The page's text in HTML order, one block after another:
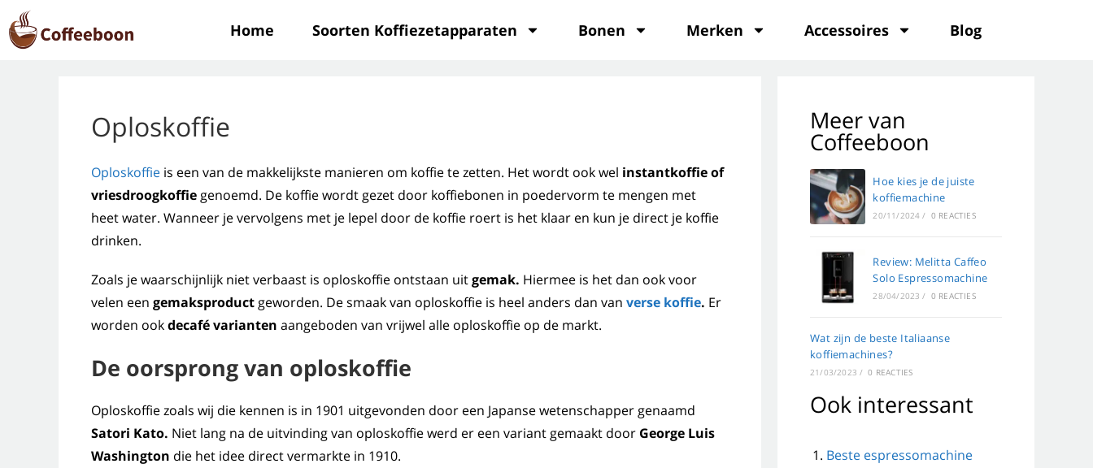
Home Soorten Koffiezetapparaten Bonen Merken Accessoires Blog
Oploskoffie
Oploskoffie is een van de makkelijkste manieren om koffie te zetten. Het wordt ook wel instantkoffie of
vriesdroogkoffie genoemd. De koffie wordt gezet door koffiebonen in poedervorm te mengen met
heet water. Wanneer je vervolgens met je lepel door de koffie roert is het klaar en kun je direct je koffie
drinken.
Zoals je waarschijnlijk niet verbaast is oploskoffie ontstaan uitgemak. Hiermee is het dan ook voor
velen een gemaksproduct geworden. De smaak van oploskoffie is heel anders dan van verse koffie. Er
worden ookdecafé varianten aangeboden van vrijwel alle oploskoffie op de markt.
De oorsprong van oploskoffie
Oploskoffie zoals wij die kennen is in 1901 uitgevonden door een Japanse wetenschapper genaamd
Satori Kato. Niet lang na de uitvinding van oploskoffie werd er een variant gemaakt door George Luis
Washington die het idee direct vermarkte in 1910.
Meer van
Coffeeboon
Hoe kies je de juiste
koffiemachine
20/11/2024 / 0 REACTIES
Review: Melitta Caffeo
Solo Espressomachine
28/04/2023 / 0 REACTIES
Wat zijn de beste Italiaanse
koffiemachines?
21/03/2023 / 0 REACTIES
Ook interessant
Beste espressomachine